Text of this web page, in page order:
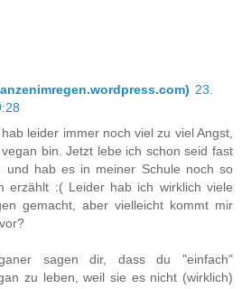
23.
leider immer noch viel zu viel Angst,
bin. Jetzt lebe ich schon seid fast
und hab es in meiner Schule noch so
erzählt :( Leider hab ich wirklich viele
gemacht, aber vielleicht kommt mir
sagen dir, dass du "einfach"
zu leben, weil sie es nicht (wirklich)